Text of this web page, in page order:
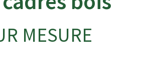
MESURE